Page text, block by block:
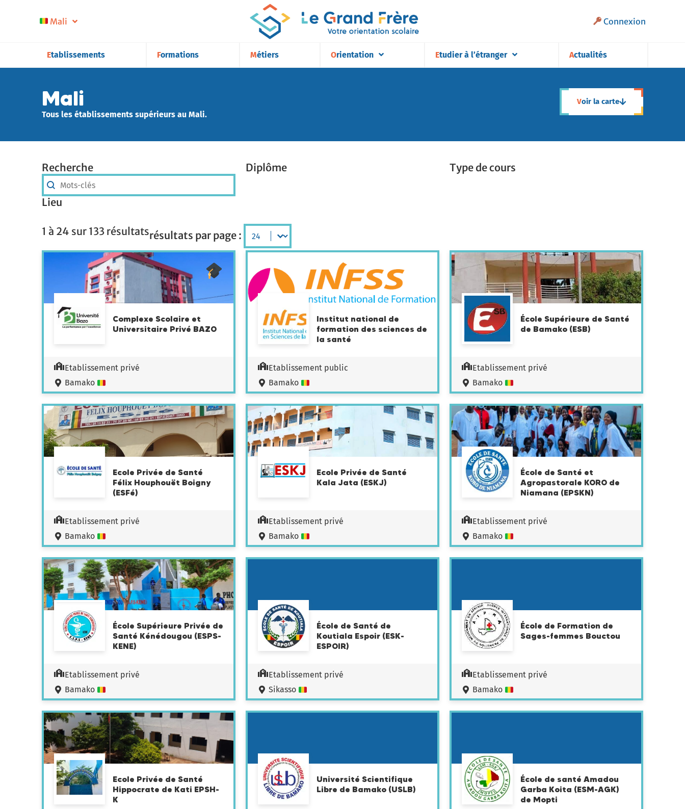
Mali Connexion
Etablissements Formations Métiers Orientation Etudier à l’étranger Actualités
Mali
Tous les établissements supérieurs au Mali.
Voir la carte
Recherche
Recherche
Recherche
Lieu
Diplôme Type de cours
1 à 24 sur 133 résultatsrésultats par page :
résultats par page :
Complexe Scolaire et
Universitaire Privé BAZO
Etablissement privé
Bamako
Institut national de
formation des sciences de
la santé
Etablissement public
Bamako
École Supérieure de Santé
de Bamako (ESB)
Etablissement privé
Bamako
Ecole Privée de Santé
Félix Houphouët Boigny
(ESFé)
Etablissement privé
Bamako
Ecole Privée de Santé
Kala Jata (ESKJ)
Etablissement privé
Bamako
École de Santé et
Agropastorale KORO de
Niamana (EPSKN)
Etablissement privé
Bamako
École Supérieure Privée de
Santé Kénédougou (ESPS-
KENE)
Etablissement privé
Bamako
École de Santé de
Koutiala Espoir (ESK-
ESPOIR)
Etablissement privé
Sikasso
École de Formation de
Sages-femmes Bouctou
Etablissement privé
Bamako
Ecole Privée de Santé
Hippocrate de Kati EPSH-
K
Université Scientifique
Libre de Bamako (USLB)
École de santé Amadou
Garba Koita (ESM-AGK)
de Mopti